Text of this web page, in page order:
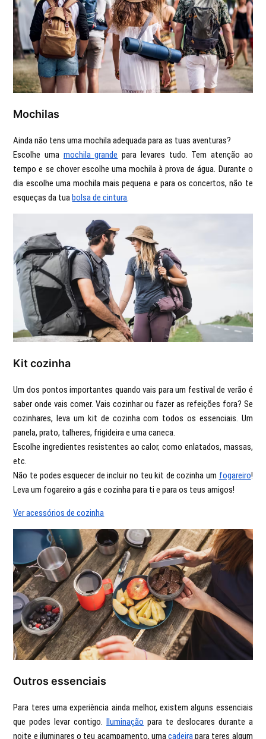
Mochilas
Ainda não tens uma mochila adequada para as tuas aventuras?
Escolhe uma mochila grande para levares tudo. Tem atenção ao
tempo e se chover escolhe uma mochila à prova de água. Durante o
dia escolhe uma mochila mais pequena e para os concertos, não te
esqueças da tuabolsa de cintura
Kit cozinha
Um dos pontos importantes quando vais para um festival de verão é
saber onde vais comer. Vais cozinhar ou fazer as refeições fora? Se
cozinhares, leva um kit de cozinha com todos os essenciais. Um
panela, prato, talheres, frigideira e uma caneca.
Escolhe ingredientes resistentes ao calor, como enlatados, massas,
etc.
Não te podes esquecer de incluir no teu kit de cozinha um fogareiro!
Leva um fogareiro a gás e cozinha para ti e para os teus amigos!
Ver acessórios de cozinha
Outros essenciais
Para teres uma experiência ainda melhor, existem alguns essenciais
que podes levar contigo.Iluminação para te deslocares durante a
noite e iluminares o teu acampamento, umacadeirapara teres algum